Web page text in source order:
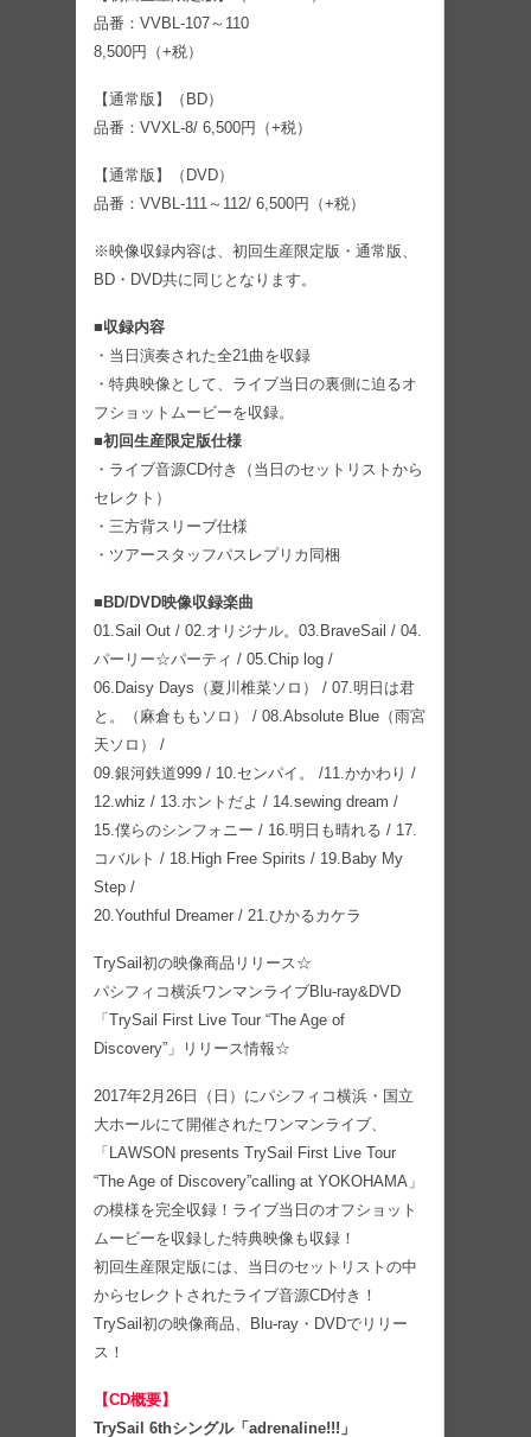
品番：VVBL-107～110
8,500円（+税）
【通常版】（BD）
品番：VVXL-8/ 6,500円（+税）
【通常版】（DVD）
品番：VVBL-111～112/ 6,500円（+税）
※映像収録内容は、初回生産限定版・通常版、
BD・DVD共に同じとなります。
■収録内容
・当日演奏された全21曲を収録
・特典映像として、ライブ当日の裏側に迫るオ
フショットムービーを収録。
■初回生産限定版仕様
・ライブ音源CD付き（当日のセットリストから
セレクト）
・三方背スリーブ仕様
・ツアースタッフパスレプリカ同梱
■BD/DVD映像収録楽曲
01.Sail Out / 02.オリジナル。03.BraveSail / 04.
パーリー☆パーティ / 05.Chip log /
06.Daisy Days（夏川椎菜ソロ） / 07.明日は君
と。（麻倉ももソロ） / 08.Absolute Blue（雨宮
天ソロ） /
09.銀河鉄道999 / 10.センパイ。 /11.かかわり /
12.whiz / 13.ホントだよ / 14.sewing dream /
15.僕らのシンフォニー / 16.明日も晴れる / 17.
コバルト / 18.High Free Spirits / 19.Baby My
Step /
20.Youthful Dreamer / 21.ひかるカケラ
TrySail初の映像商品リリース☆
パシフィコ横浜ワンマンライブBlu-ray&DVD
「TrySail First Live Tour “The Age of
Discovery”」リリース情報☆
2017年2月26日（日）にパシフィコ横浜・国立
大ホールにて開催されたワンマンライブ、
「LAWSON presents TrySail First Live Tour
“The Age of Discovery”calling at YOKOHAMA」
の模様を完全収録！ライブ当日のオフショット
ムービーを収録した特典映像も収録！
初回生産限定版には、当日のセットリストの中
からセレクトされたライブ音源CD付き！
TrySail初の映像商品、Blu-ray・DVDでリリー
ス！
【CD概要】
TrySail 6thシングル「adrenaline!!!」